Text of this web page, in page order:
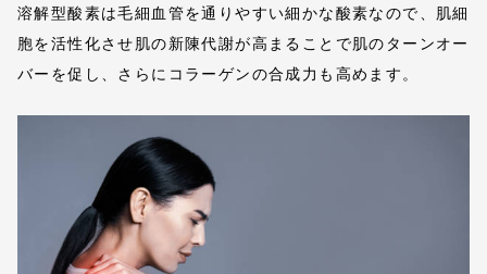
溶解型酸素は毛細血管を通りやすい細かな酸素なので、肌細
胞を活性化させ肌の新陳代謝が高まることで肌のターンオー
バーを促し、さらにコラーゲンの合成力も高めます。